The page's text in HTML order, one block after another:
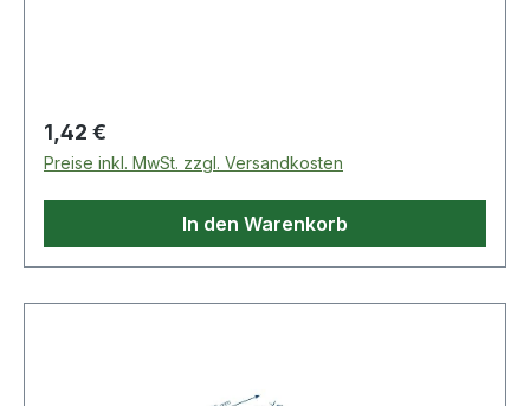
Regulärer Preis:
1,42 €
Preise inkl. MwSt. zzgl. Versandkosten
In den Warenkorb